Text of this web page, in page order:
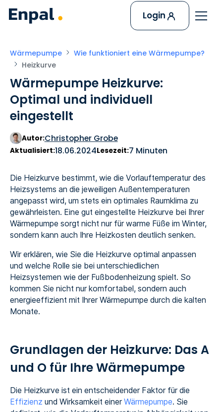
Login
Wärmepumpe
Wie funktioniert eine Wärmepumpe?
Heizkurve
Wärmepumpe Heizkurve:
Optimal und individuell
eingestellt
Autor:Christopher Grobe
Aktualisiert:18.06.2024Lesezeit:7 Minuten
Die Heizkurve bestimmt, wie die Vorlauftemperatur des
Heizsystems an die jeweiligen Außentemperaturen
angepasst wird, um stets ein optimales Raumklima zu
gewährleisten. Eine gut eingestellte Heizkurve bei Ihrer
Wärmepumpe sorgt nicht nur für warme Füße im Winter,
sondern kann auch Ihre Heizkosten deutlich senken.
Wir erklären, wie Sie die Heizkurve optimal anpassen
und welche Rolle sie bei unterschiedlichen
Heizsystemen wie der Fußbodenheizung spielt. So
kommen Sie nicht nur komfortabel, sondern auch
energieeffizient mit Ihrer Wärmepumpe durch die kalten
Monate.
Grundlagen der Heizkurve: Das A
und O für Ihre Wärmepumpe
Die Heizkurve ist ein entscheidender Faktor für die
Effizienz und Wirksamkeit einer Wärmepumpe. Sie